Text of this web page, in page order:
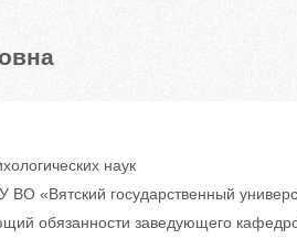
наук
«Вятский государственный
обязанности заведующего